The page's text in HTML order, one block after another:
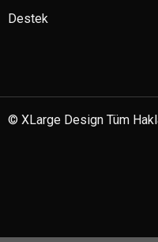
Destek
© XLarge Design Tüm